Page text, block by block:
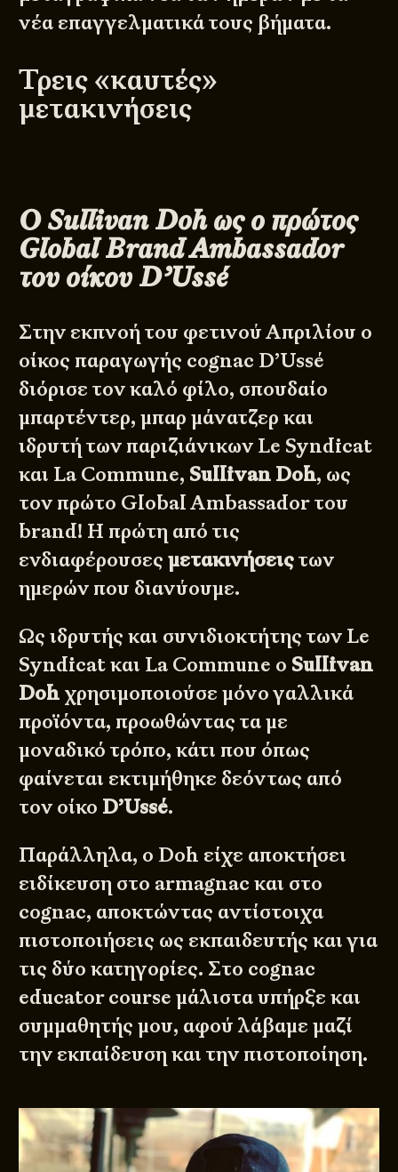
νέα επαγγελματικά τους βήματα.
Τρεις «καυτές»
μετακινήσεις
Ο Sullivan Doh ως ο πρώτος
Global Brand Ambassador
του οίκου D’Ussé
Στην εκπνοή του φετινού Απριλίου ο
οίκος παραγωγής cognac D’Ussé
διόρισε τον καλό φίλο, σπουδαίο
μπαρτέντερ, μπαρ μάνατζερ και
ιδρυτή των παριζιάνικων Le Syndicat
και La Commune, Sullivan Doh, ως
τον πρώτο Global Ambassador του
brand! Η πρώτη από τις
ενδιαφέρουσεςμετακινήσειςτων
ημερών που διανύουμε.
Ως ιδρυτής και συνιδιοκτήτης των Le
Syndicat και La Commune ο Sullivan
Doh χρησιμοποιούσε μόνο γαλλικά
προϊόντα, προωθώντας τα με
μοναδικό τρόπο, κάτι που όπως
φαίνεται εκτιμήθηκε δεόντως από
τον οίκο D’Ussé.
Παράλληλα, ο Doh είχε αποκτήσει
ειδίκευση στο armagnac και στο
cognac, αποκτώντας αντίστοιχα
πιστοποιήσεις ως εκπαιδευτής και για
τις δύο κατηγορίες. Στο cognac
educator course μάλιστα υπήρξε και
συμμαθητής μου, αφού λάβαμε μαζί
την εκπαίδευση και την πιστοποίηση.